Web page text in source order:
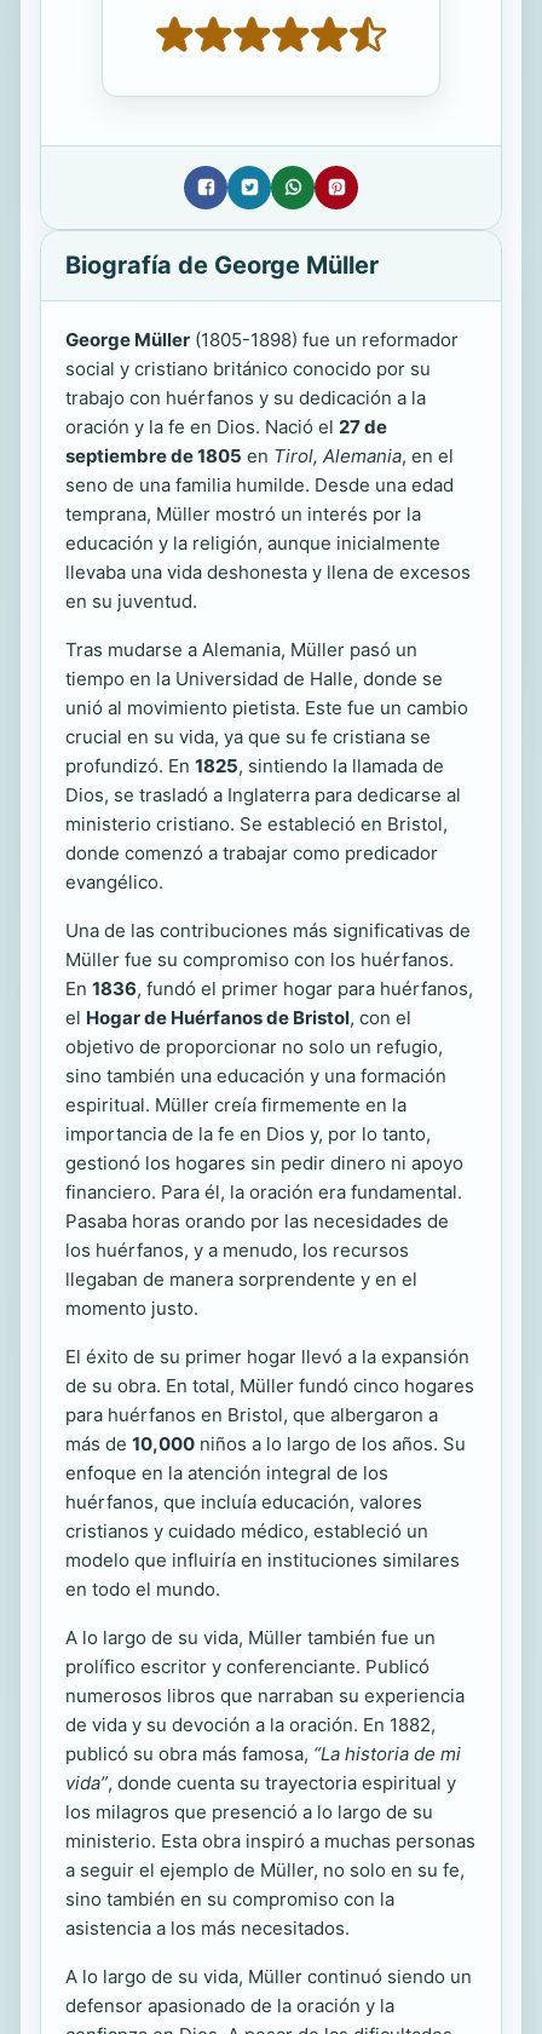
Biografía de George Müller
George Müller (1805-1898) fue un reformador
social y cristiano británico conocido por su
trabajo con huérfanos y su dedicación a la
oración y la fe en Dios. Nació el 27 de
septiembre de 1805 en Tirol, Alemania, en el
seno de una familia humilde. Desde una edad
temprana, Müller mostró un interés por la
educación y la religión, aunque inicialmente
llevaba una vida deshonesta y llena de excesos
en su juventud.
Tras mudarse a Alemania, Müller pasó un
tiempo en la Universidad de Halle, donde se
unió al movimiento pietista. Este fue un cambio
crucial en su vida, ya que su fe cristiana se
profundizó. En 1825, sintiendo la llamada de
Dios, se trasladó a Inglaterra para dedicarse al
ministerio cristiano. Se estableció en Bristol,
donde comenzó a trabajar como predicador
evangélico.
Una de las contribuciones más significativas de
Müller fue su compromiso con los huérfanos.
En 1836, fundó el primer hogar para huérfanos,
el Hogar de Huérfanos de Bristol, con el
objetivo de proporcionar no solo un refugio,
sino también una educación y una formación
espiritual. Müller creía firmemente en la
importancia de la fe en Dios y, por lo tanto,
gestionó los hogares sin pedir dinero ni apoyo
financiero. Para él, la oración era fundamental.
Pasaba horas orando por las necesidades de
los huérfanos, y a menudo, los recursos
llegaban de manera sorprendente y en el
momento justo.
El éxito de su primer hogar llevó a la expansión
de su obra. En total, Müller fundó cinco hogares
para huérfanos en Bristol, que albergaron a
más de 10,000 niños a lo largo de los años. Su
enfoque en la atención integral de los
huérfanos, que incluía educación, valores
cristianos y cuidado médico, estableció un
modelo que influiría en instituciones similares
en todo el mundo.
A lo largo de su vida, Müller también fue un
prolífico escritor y conferenciante. Publicó
numerosos libros que narraban su experiencia
de vida y su devoción a la oración. En 1882,
publicó su obra más famosa, “La historia de mi
vida”, donde cuenta su trayectoria espiritual y
los milagros que presenció a lo largo de su
ministerio. Esta obra inspiró a muchas personas
a seguir el ejemplo de Müller, no solo en su fe,
sino también en su compromiso con la
asistencia a los más necesitados.
A lo largo de su vida, Müller continuó siendo un
defensor apasionado de la oración y la